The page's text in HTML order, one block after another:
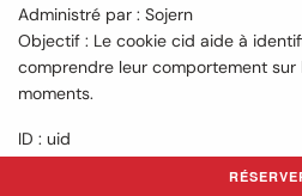
Administré par : Sojern
Objectif : Le cookie cid aide à
comprendre leur comportement
moments.
ID : uid